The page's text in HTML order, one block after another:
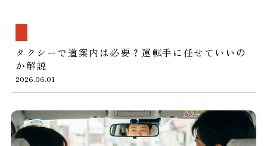
タクシーで道案内は必要？運転手に任せていいの
か解説
2026.06.01